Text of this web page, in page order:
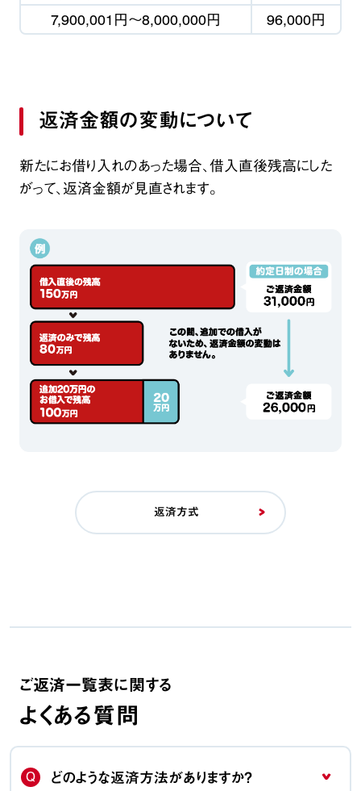
7,900,001円〜8,000,000円 96,000円
返済金額の変動について
新たにお借り入れのあった場合、借入直後残高にした
がって、返済金額が見直されます。
返済方式
ご返済一覧表に関する
よくある質問
Q どのような返済方法がありますか？